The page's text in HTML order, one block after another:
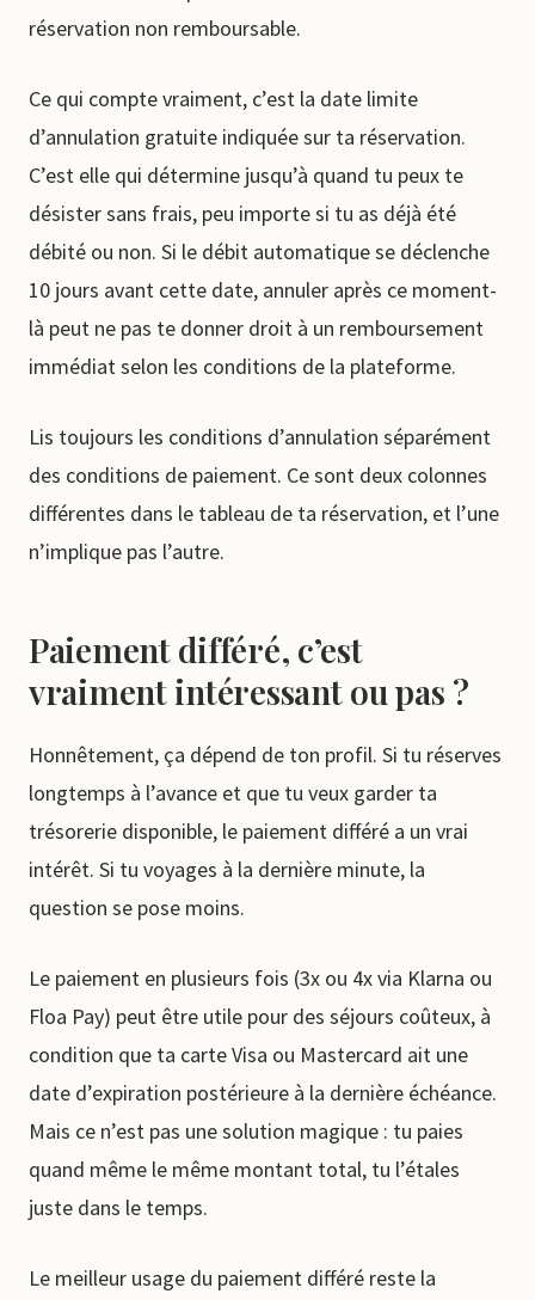
réservation non remboursable.
Ce qui compte vraiment, c’est la date limite
d’annulation gratuite indiquée sur ta réservation.
C’est elle qui détermine jusqu’à quand tu peux te
désister sans frais, peu importe si tu as déjà été
débité ou non. Si le débit automatique se déclenche
10 jours avant cette date, annuler après ce moment-
là peut ne pas te donner droit à un remboursement
immédiat selon les conditions de la plateforme.
Lis toujours les conditions d’annulation séparément
des conditions de paiement. Ce sont deux colonnes
différentes dans le tableau de ta réservation, et l’une
n’implique pas l’autre.
Paiement différé, c’est
vraiment intéressant ou pas ?
Honnêtement, ça dépend de ton profil. Si tu réserves
longtemps à l’avance et que tu veux garder ta
trésorerie disponible, le paiement différé a un vrai
intérêt. Si tu voyages à la dernière minute, la
question se pose moins.
Le paiement en plusieurs fois (3x ou 4x via Klarna ou
Floa Pay) peut être utile pour des séjours coûteux, à
condition que ta carte Visa ou Mastercard ait une
date d’expiration postérieure à la dernière échéance.
Mais ce n’est pas une solution magique : tu paies
quand même le même montant total, tu l’étales
juste dans le temps.
Le meilleur usage du paiement différé reste la